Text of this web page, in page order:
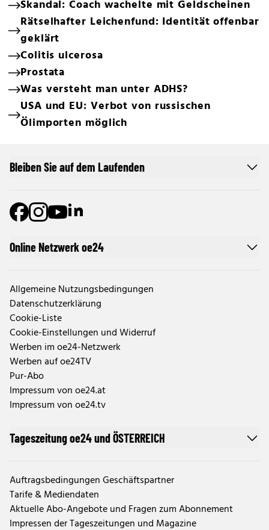
Skandal: Coach wachelte mit Geldscheinen
Rätselhafter Leichenfund: Identität offenbar
geklärt
Colitis ulcerosa
Prostata
Was versteht man unter ADHS?
USA und EU: Verbot von russischen
Ölimporten möglich
Online Netzwerk oe24
Allgemeine Nutzungsbedingungen
Datenschutzerklärung
Cookie-Liste
Cookie-Einstellungen und Widerruf
Werben im oe24-Netzwerk
Werben auf oe24TV
Pur-Abo
Impressum von oe24.at
Impressum von oe24.tv
Tageszeitung oe24 und ÖSTERREICH
Auftragsbedingungen Geschäftspartner
Tarife & Mediendaten
Aktuelle Abo-Angebote und Fragen zum Abonnement
Impressen der Tageszeitungen und Magazine
Bleiben Sie auf dem Laufenden